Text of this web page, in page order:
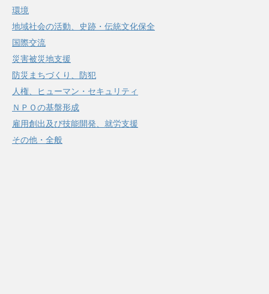
環境
地域社会の活動、史跡・伝統文化保全
国際交流
災害被災地支援
防災まちづくり、防犯
人権、ヒューマン・セキュリティ
ＮＰＯの基盤形成
雇用創出及び技能開発、就労支援
その他・全般